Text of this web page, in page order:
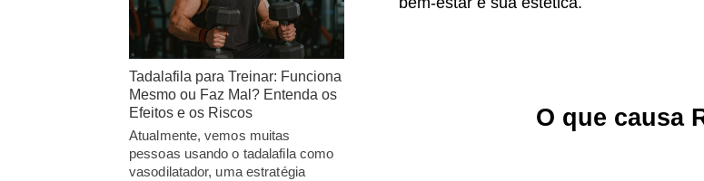
O que causa
Tadalafila para Treinar: Funciona
Mesmo ou Faz Mal? Entenda os
Efeitos e os Riscos
Atualmente, vemos muitas
pessoas usando o tadalafila como
vasodilatador, uma estratégia